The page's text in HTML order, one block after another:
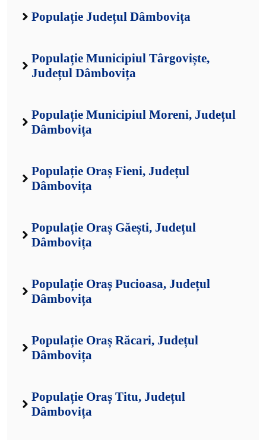
Populație Județul Dâmbovița
Populație Municipiul Târgoviște,
Județul Dâmbovița
Populație Municipiul Moreni, Județul
Dâmbovița
Populație Oraș Fieni, Județul
Dâmbovița
Populație Oraș Găești, Județul
Dâmbovița
Populație Oraș Pucioasa, Județul
Dâmbovița
Populație Oraș Răcari, Județul
Dâmbovița
Populație Oraș Titu, Județul
Dâmbovița